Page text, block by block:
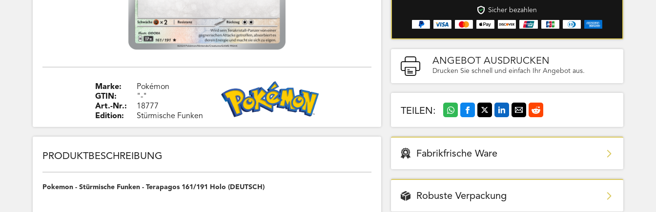
Marke:
GTIN:
Art.-Nr.:
Edition:
Pokémon
"-"
18777
Stürmische Funken
Sicher bezahlen
ANGEBOT AUSDRUCKEN
Drucken Sie schnell und einfach Ihr Angebot aus.
TEILEN:
PRODUKTBESCHREIBUNG
Pokemon - Stürmische Funken - Terapagos 161/191 Holo (DEUTSCH)
Fabrikfrische Ware
Robuste Verpackung